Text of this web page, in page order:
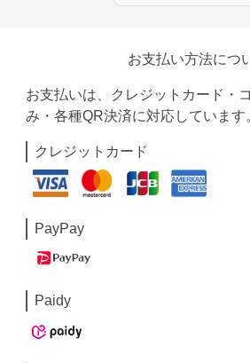
お支払い方法につ
お支払いは、クレジットカード・
み・各種QR決済に対応しています
クレジットカード
PayPay
Paidy